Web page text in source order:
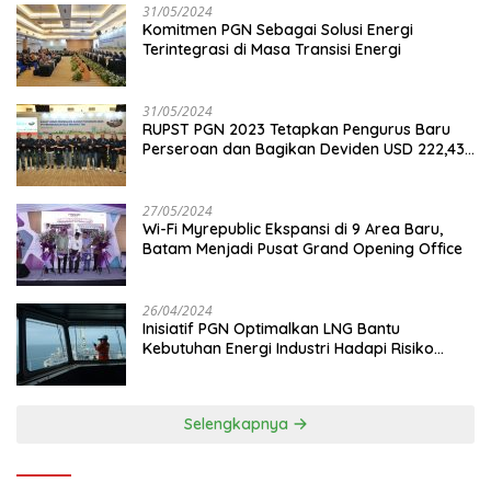
31/05/2024
Komitmen PGN Sebagai Solusi Energi
Terintegrasi di Masa Transisi Energi
31/05/2024
RUPST PGN 2023 Tetapkan Pengurus Baru
Perseroan dan Bagikan Deviden USD 222,43
27/05/2024
Wi-Fi Myrepublic Ekspansi di 9 Area Baru,
Batam Menjadi Pusat Grand Opening Office
26/04/2024
Inisiatif PGN Optimalkan LNG Bantu
Kebutuhan Energi Industri Hadapi Risiko
Selengkapnya